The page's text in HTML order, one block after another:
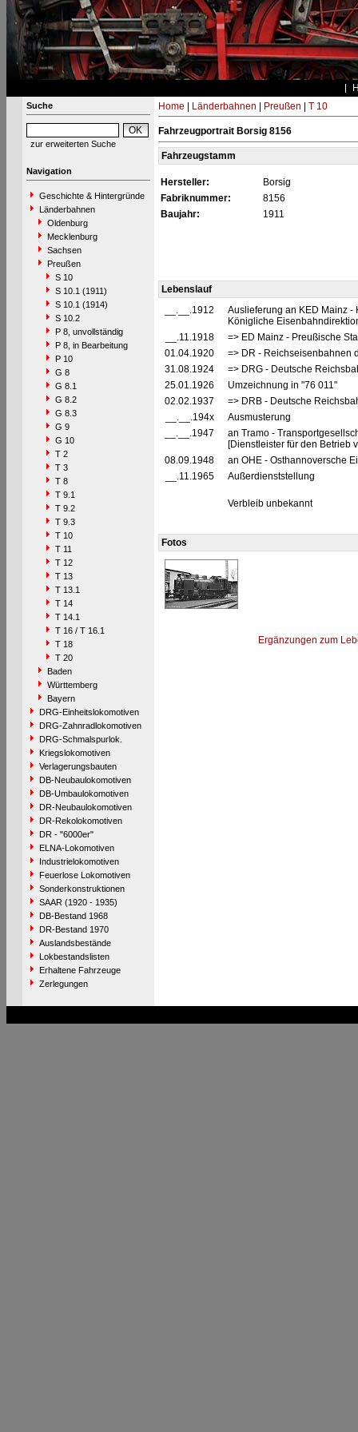
Suche
zur erweiterten Suche
Navigation
Geschichte & Hintergründe
Länderbahnen
Oldenburg
Mecklenburg
Sachsen
Preußen
S 10
S 10.1 (1911)
S 10.1 (1914)
S 10.2
P 8, unvollständig
P 8, in Bearbeitung
P 10
G 8
G 8.1
G 8.2
G 8.3
G 9
G 10
T 2
T 3
T 8
T 9.1
T 9.2
T 9.3
T 10
T 11
T 12
T 13
T 13.1
T 14
T 14.1
T 16 / T 16.1
T 18
T 20
Baden
Württemberg
Bayern
DRG-Einheitslokomotiven
DRG-Zahnradlokomotiven
DRG-Schmalspurlok.
Kriegslokomotiven
Verlagerungsbauten
DB-Neubaulokomotiven
DB-Umbaulokomotiven
DR-Neubaulokomotiven
DR-Rekolokomotiven
DR - "6000er"
ELNA-Lokomotiven
Industrielokomotiven
Feuerlose Lokomotiven
Sonderkonstruktionen
SAAR (1920 - 1935)
DB-Bestand 1968
DR-Bestand 1970
Auslandsbestände
Lokbestandslisten
Erhaltene Fahrzeuge
Zerlegungen
Home Länderbahnen Preußen T 10
Fahrzeugportrait Borsig 8156
Fahrzeugstamm
Hersteller:
Borsig
Fabriknummer:
8156
Baujahr:
1911
Lebenslauf
__.__.1912
Auslieferung an KED Mainz
Königliche
__.11.1918
=> ED Mainz - Preußische
01.04.1920
=> DR - Reichseisenbahnen
31.08.1924
=> DRG - Deutsche
25.01.1926
Umzeichnung in "76 011"
02.02.1937
=> DRB - Deutsche
__.__.194x
Ausmusterung
__.__.1947
an Tramo -
[Dienstleister für den Betrieb
08.09.1948
an OHE - Osthannoversche
__.11.1965
Außerdienststellung
Verbleib unbekannt
Fotos
Ergänzungen zum